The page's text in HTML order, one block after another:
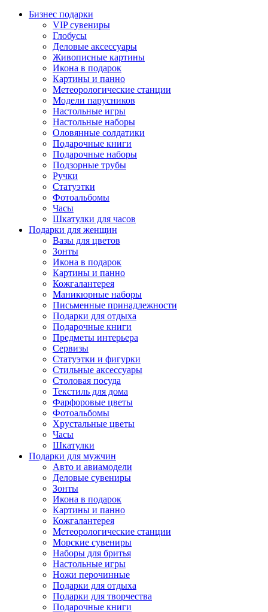
Бизнес подарки
VIP сувениры
Глобусы
Деловые аксессуары
Живописные картины
Икона в подарок
Картины и панно
Метеорологические станции
Модели парусников
Настольные игры
Настольные наборы
Оловянные солдатики
Подарочные книги
Подарочные наборы
Подзорные трубы
Ручки
Статуэтки
Фотоальбомы
Часы
Шкатулки для часов
Подарки для женщин
Вазы для цветов
Зонты
Икона в подарок
Картины и панно
Кожгалантерея
Маникюрные наборы
Письменные принадлежности
Подарки для отдыха
Подарочные книги
Предметы интерьера
Сервизы
Статуэтки и фигурки
Стильные аксессуары
Столовая посуда
Текстиль для дома
Фарфоровые цветы
Фотоальбомы
Хрустальные цветы
Часы
Шкатулки
Подарки для мужчин
Авто и авиамодели
Деловые сувениры
Зонты
Икона в подарок
Картины и панно
Кожгалантерея
Метеорологические станции
Морские сувениры
Наборы для бритья
Настольные игры
Ножи перочинные
Подарки для отдыха
Подарки для творчества
Подарочные книги